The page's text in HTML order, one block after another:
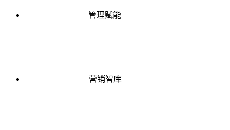
管理赋能
营销智库